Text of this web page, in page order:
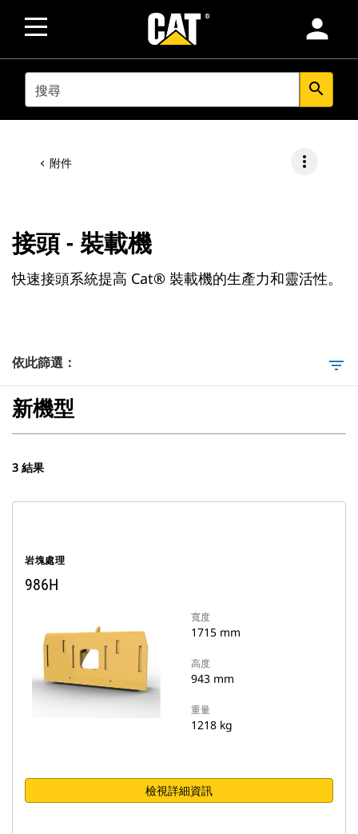
person
SEARCH search
附件 more_vert
接頭 - 裝載機
快速接頭系統提高 Cat® 裝載機的生產力和靈活性。
依此篩選： filter_list
新機型
3 結果
岩塊處理
986H
寬度
1715 mm
高度
943 mm
重量
1218 kg
檢視詳細資訊